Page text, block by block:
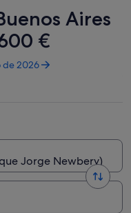
Aires
€
de 2026
Jorge Newbery)